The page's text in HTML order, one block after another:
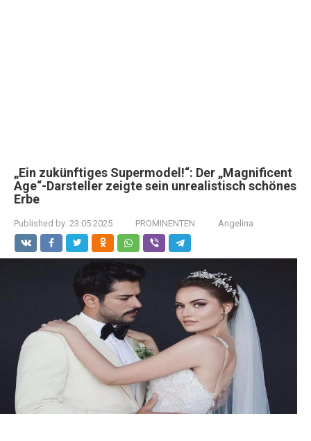
„Ein zukünftiges Supermodel!“: Der „Magnificent
Age“-Darsteller zeigte sein unrealistisch schönes
Erbe
Published by: 23.05.2025 PROMINENTEN Angelina